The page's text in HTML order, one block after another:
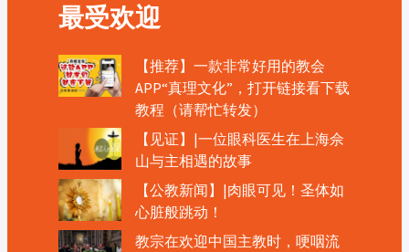
最受欢迎
【推荐】一款非常好用的教会
APP“真理文化”，打开链接看下载
教程（请帮忙转发）
【见证】|一位眼科医生在上海佘
山与主相遇的故事
【公教新闻】|肉眼可见！圣体如
心脏般跳动！
教宗在欢迎中国主教时，哽咽流